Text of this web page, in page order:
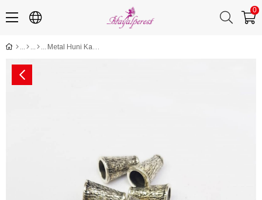
0
Metal Huni Kapat Takı Aparatı 01